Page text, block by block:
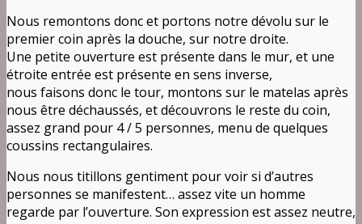
Nous remontons donc et portons notre dévolu sur le
premier coin après la douche, sur notre droite.
Une petite ouverture est présente dans le mur, et une
étroite entrée est présente en sens inverse,
nous faisons donc le tour, montons sur le matelas après
nous être déchaussés, et découvrons le reste du coin,
assez grand pour 4 / 5 personnes, menu de quelques
coussins rectangulaires.
Nous nous titillons gentiment pour voir si d’autres
personnes se manifestent… assez vite un homme
regarde par l’ouverture. Son expression est assez neutre,